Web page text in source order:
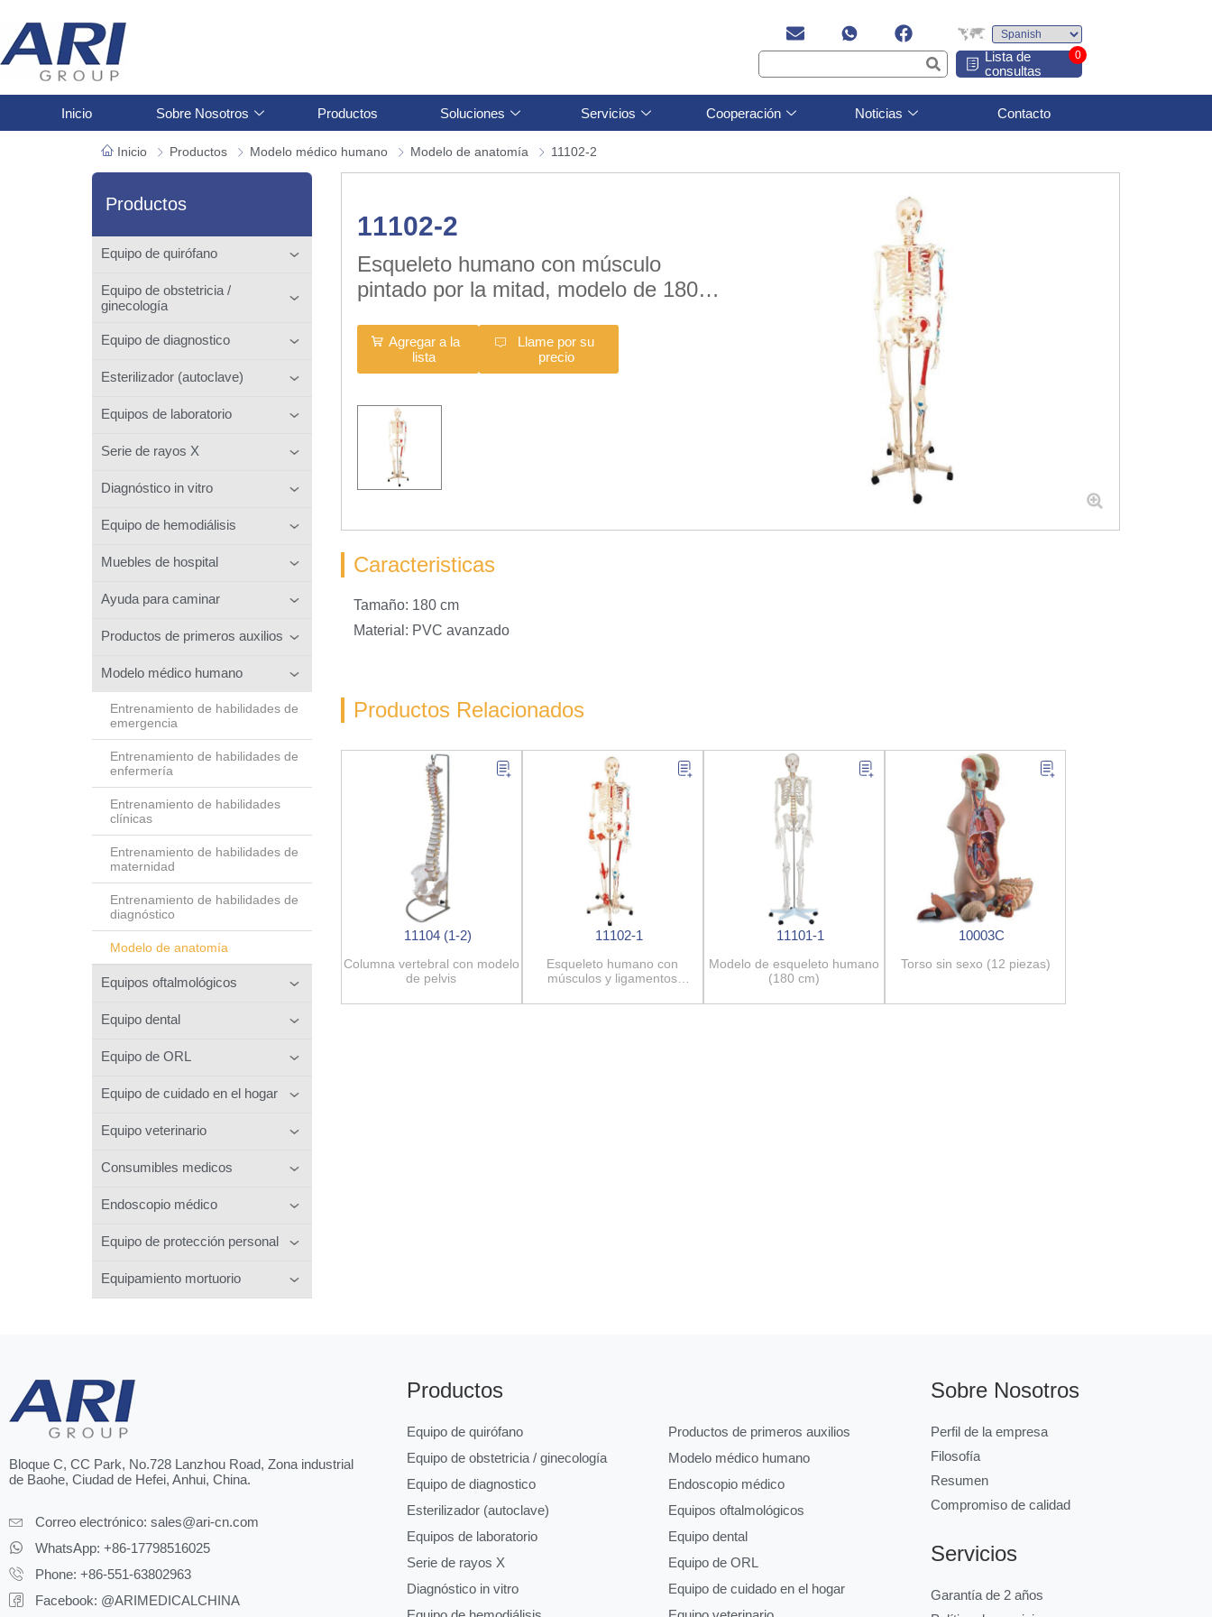
Lista de
consultas
0
Inicio Sobre Nosotros Productos Soluciones Servicios Cooperación Noticias Contacto
Inicio Productos Modelo médico humano Modelo de anatomía 11102-2
Productos
Equipo de quirófano
Equipo de obstetricia /
ginecología
Equipo de diagnostico
Esterilizador (autoclave)
Equipos de laboratorio
Serie de rayos X
Diagnóstico in vitro
Equipo de hemodiálisis
Muebles de hospital
Ayuda para caminar
Productos de primeros auxilios
Modelo médico humano
Entrenamiento de habilidades de
emergencia
Entrenamiento de habilidades de
enfermería
Entrenamiento de habilidades
clínicas
Entrenamiento de habilidades de
maternidad
Entrenamiento de habilidades de
diagnóstico
Modelo de anatomía
Equipos oftalmológicos
Equipo dental
Equipo de ORL
Equipo de cuidado en el hogar
Equipo veterinario
Consumibles medicos
Endoscopio médico
Equipo de protección personal
Equipamiento mortuorio
11102-2
Esqueleto humano con músculo
pintado por la mitad, modelo de 180
Agregar a la
lista
Llame por su
precio
Caracteristicas
Tamaño: 180 cm
Material: PVC avanzado
Productos Relacionados
11104 (1-2)
Columna vertebral con modelo
de pelvis
11102-1
Esqueleto humano con
músculos y ligamentos
11101-1
Modelo de esqueleto humano
(180 cm)
10003C
Torso sin sexo (12 piezas)
Bloque C, CC Park, No.728 Lanzhou Road, Zona industrial
de Baohe, Ciudad de Hefei, Anhui, China.
Correo electrónico: sales@ari-cn.com
WhatsApp: +86-17798516025
Phone: +86-551-63802963
Facebook: @ARIMEDICALCHINA
Productos
Equipo de quirófano
Equipo de obstetricia / ginecología
Equipo de diagnostico
Esterilizador (autoclave)
Equipos de laboratorio
Serie de rayos X
Diagnóstico in vitro
Productos de primeros auxilios
Modelo médico humano
Endoscopio médico
Equipos oftalmológicos
Equipo dental
Equipo de ORL
Equipo de cuidado en el hogar
Sobre Nosotros
Perfil de la empresa
Filosofía
Resumen
Compromiso de calidad
Servicios
Garantía de 2 años